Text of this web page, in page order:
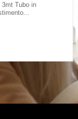
Tubo in